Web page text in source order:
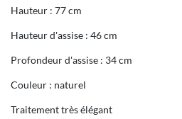
Hauteur : 77 cm
Hauteur d'assise : 46 cm
Profondeur d'assise : 34 cm
Couleur : naturel
Traitement très élégant